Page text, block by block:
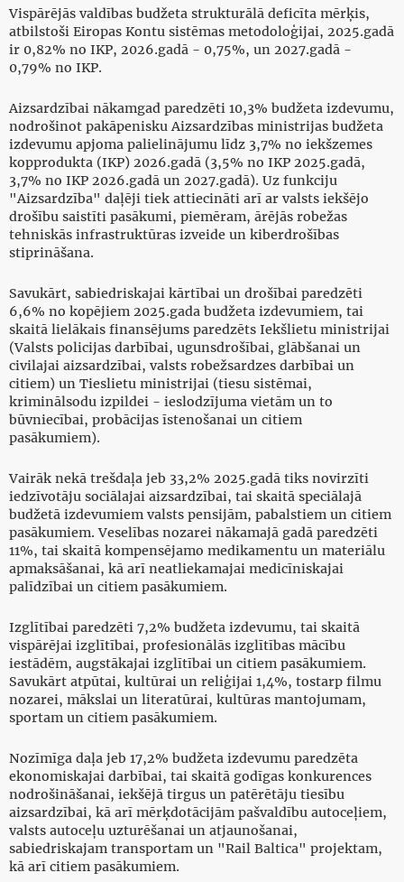
Vispārējās valdības budžeta strukturālā deficīta mērķis,
atbilstoši Eiropas Kontu sistēmas metodoloģijai, 2025.gadā
ir 0,82% no IKP, 2026.gadā - 0,75%, un 2027.gadā -
0,79% no IKP.
Aizsardzībai nākamgad paredzēti 10,3% budžeta izdevumu,
nodrošinot pakāpenisku Aizsardzības ministrijas budžeta
izdevumu apjoma palielinājumu līdz 3,7% no iekšzemes
kopprodukta (IKP) 2026.gadā (3,5% no IKP 2025.gadā,
3,7% no IKP 2026.gadā un 2027.gadā). Uz funkciju
"Aizsardzība" daļēji tiek attiecināti arī ar valsts iekšējo
drošību saistīti pasākumi, piemēram, ārējās robežas
tehniskās infrastruktūras izveide un kiberdrošības
stiprināšana.
Savukārt, sabiedriskajai kārtībai un drošībai paredzēti
6,6% no kopējiem 2025.gada budžeta izdevumiem, tai
skaitā lielākais finansējums paredzēts Iekšlietu ministrijai
(Valsts policijas darbībai, ugunsdrošībai, glābšanai un
civilajai aizsardzībai, valsts robežsardzes darbībai un
citiem) un Tieslietu ministrijai (tiesu sistēmai,
kriminālsodu izpildei - ieslodzījuma vietām un to
būvniecībai, probācijas īstenošanai un citiem
pasākumiem).
Vairāk nekā trešdaļa jeb 33,2% 2025.gadā tiks novirzīti
iedzīvotāju sociālajai aizsardzībai, tai skaitā speciālajā
budžetā izdevumiem valsts pensijām, pabalstiem un citiem
pasākumiem. Veselības nozarei nākamajā gadā paredzēti
11%, tai skaitā kompensējamo medikamentu un materiālu
apmaksāšanai, kā arī neatliekamajai medicīniskajai
palīdzībai un citiem pasākumiem.
Izglītībai paredzēti 7,2% budžeta izdevumu, tai skaitā
vispārējai izglītībai, profesionālās izglītības mācību
iestādēm, augstākajai izglītībai un citiem pasākumiem.
Savukārt atpūtai, kultūrai un reliģijai 1,4%, tostarp filmu
nozarei, mākslai un literatūrai, kultūras mantojumam,
sportam un citiem pasākumiem.
Nozīmīga daļa jeb 17,2% budžeta izdevumu paredzēta
ekonomiskajai darbībai, tai skaitā godīgas konkurences
nodrošināšanai, iekšējā tirgus un patērētāju tiesību
aizsardzībai, kā arī mērķdotācijām pašvaldību autoceļiem,
valsts autoceļu uzturēšanai un atjaunošanai,
sabiedriskajam transportam un "Rail Baltica" projektam,
kā arī citiem pasākumiem.